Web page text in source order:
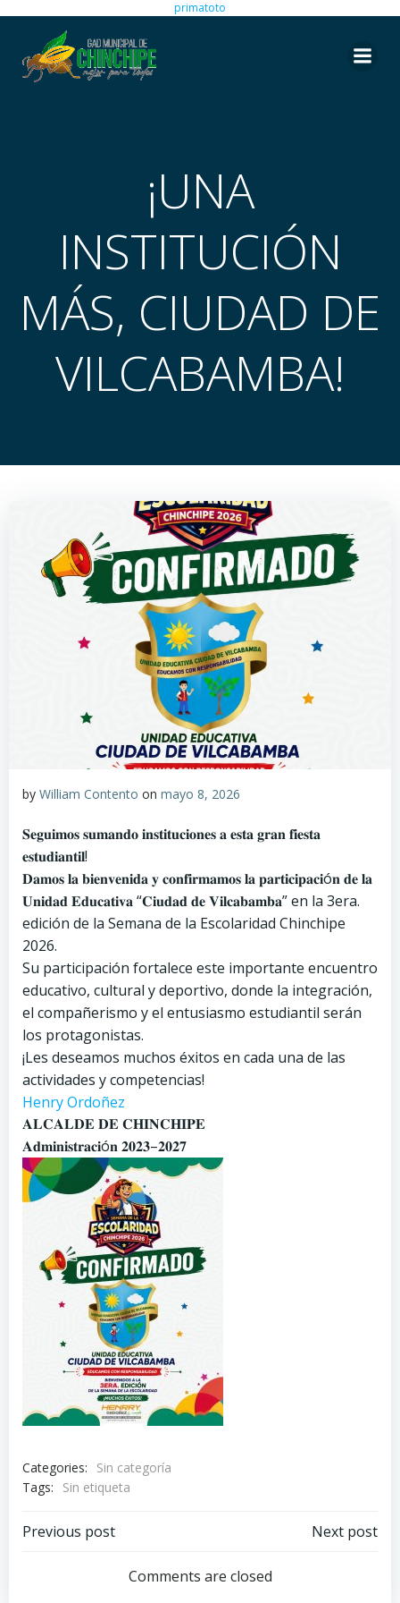
primatoto
¡UNA
INSTITUCIÓN
MÁS, CIUDAD DE
VILCABAMBA!
by William Contento on mayo 8, 2026
𝐒𝐞𝐠𝐮𝐢𝐦𝐨𝐬 𝐬𝐮𝐦𝐚𝐧𝐝𝐨 𝐢𝐧𝐬𝐭𝐢𝐭𝐮𝐜𝐢𝐨𝐧𝐞𝐬 𝐚 𝐞𝐬𝐭𝐚 𝐠𝐫𝐚𝐧 𝐟𝐢𝐞𝐬𝐭𝐚
𝐞𝐬𝐭𝐮𝐝𝐢𝐚𝐧𝐭𝐢𝐥!
𝐃𝐚𝐦𝐨𝐬 𝐥𝐚 𝐛𝐢𝐞𝐧𝐯𝐞𝐧𝐢𝐝𝐚 𝐲 𝐜𝐨𝐧𝐟𝐢𝐫𝐦𝐚𝐦𝐨𝐬 𝐥𝐚 𝐩𝐚𝐫𝐭𝐢𝐜𝐢𝐩𝐚𝐜𝐢ó𝐧 𝐝𝐞 𝐥𝐚
𝐔𝐧𝐢𝐝𝐚𝐝 𝐄𝐝𝐮𝐜𝐚𝐭𝐢𝐯𝐚 “𝐂𝐢𝐮𝐝𝐚𝐝 𝐝𝐞 𝐕𝐢𝐥𝐜𝐚𝐛𝐚𝐦𝐛𝐚” en la 3era.
edición de la Semana de la Escolaridad Chinchipe
2026.
Su participación fortalece este importante encuentro
educativo, cultural y deportivo, donde la integración,
el compañerismo y el entusiasmo estudiantil serán
los protagonistas.
¡Les deseamos muchos éxitos en cada una de las
actividades y competencias!
Henry Ordoñez
𝐀𝐋𝐂𝐀𝐋𝐃𝐄 𝐃𝐄 𝐂𝐇𝐈𝐍𝐂𝐇𝐈𝐏𝐄
𝐀𝐝𝐦𝐢𝐧𝐢𝐬𝐭𝐫𝐚𝐜𝐢ó𝐧 𝟐𝟎𝟐𝟑–𝟐𝟎𝟐𝟕
Categories:
Sin categoría
Tags:
Sin etiqueta
Navegación
Previous post
Navegación
por
Next post
Comments are closed